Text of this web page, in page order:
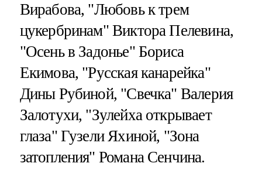
Вирабова, "Любовь к трем
цукербринам" Виктора Пелевина,
"Осень в Задонье" Бориса
Екимова, "Русская канарейка"
Дины Рубиной, "Свечка" Валерия
Залотухи, "Зулейха открывает
глаза" Гузели Яхиной, "Зона
затопления" Романа Сенчина.